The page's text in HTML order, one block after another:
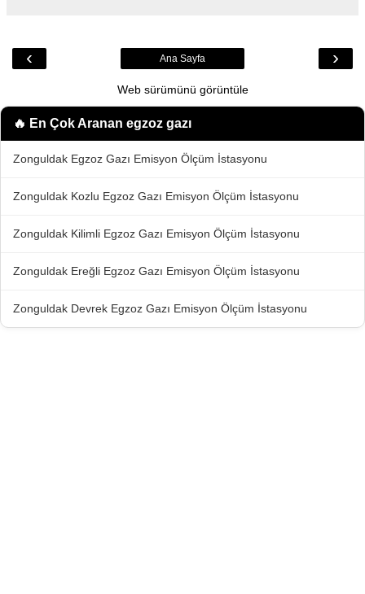
‹ ›
Ana Sayfa
Web sürümünü görüntüle
🔥 En Çok Aranan egzoz gazı
Zonguldak Egzoz Gazı Emisyon Ölçüm İstasyonu
Zonguldak Kozlu Egzoz Gazı Emisyon Ölçüm İstasyonu
Zonguldak Kilimli Egzoz Gazı Emisyon Ölçüm İstasyonu
Zonguldak Ereğli Egzoz Gazı Emisyon Ölçüm İstasyonu
Zonguldak Devrek Egzoz Gazı Emisyon Ölçüm İstasyonu